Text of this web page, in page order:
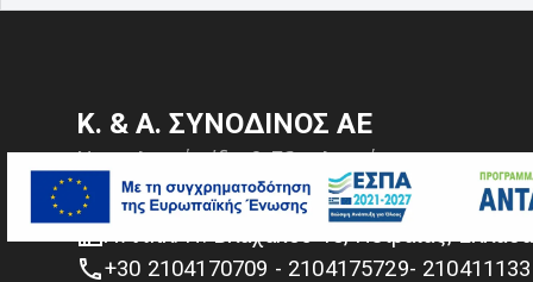
Κ. & Α. ΣΥΝΟΔΙΝΟΣ ΑΕ
Ναυτιλιακά είδη & Εξοπλισμός
ανύψωσης και πρόσδεσης
Αντιπλ. Π. Βλαχάκου 10, Πειραιάς, Ελλάδα